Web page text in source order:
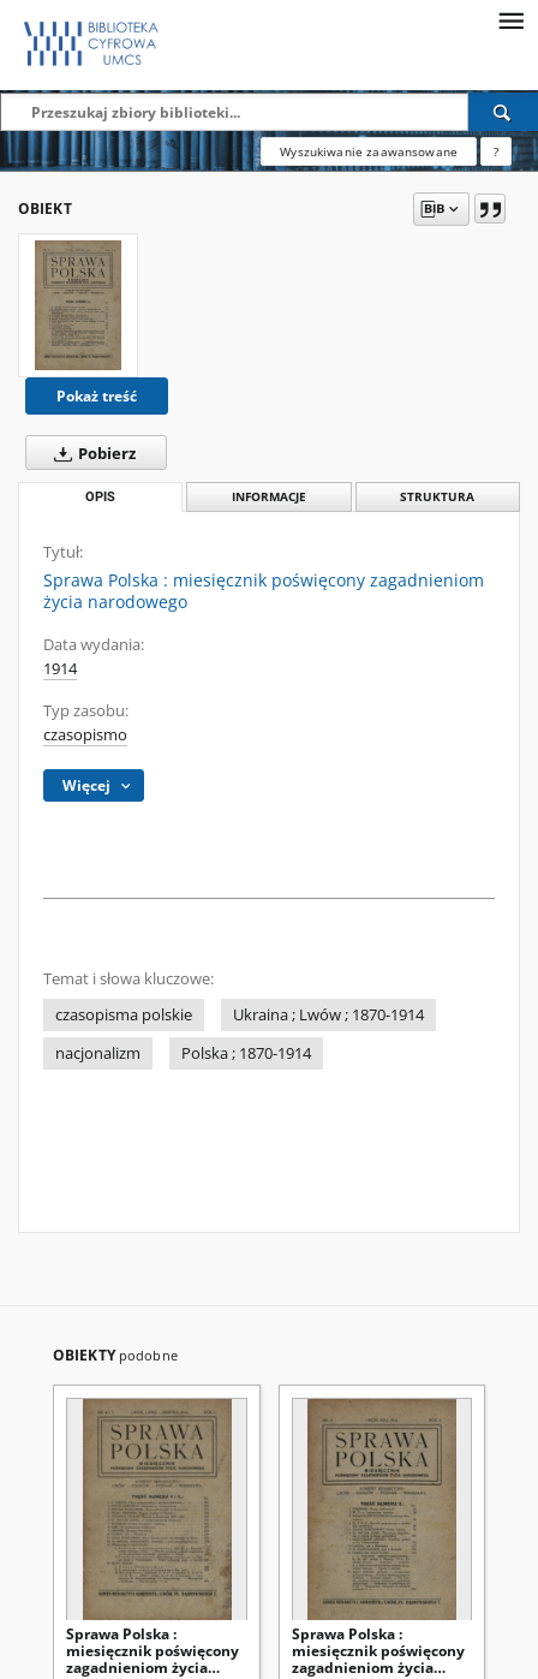
Wyszukiwanie zaawansowane ?
OBIEKT
Pokaż treść
Pobierz
OPIS INFORMACJE STRUKTURA
Tytuł:
Sprawa Polska : miesięcznik poświęcony zagadnieniom
życia narodowego
Data wydania:
1914
Typ zasobu:
czasopismo
Więcej
Temat i słowa kluczowe:
czasopisma polskie
Ukraina ; Lwów ; 1870-1914
nacjonalizm
Polska ; 1870-1914
OBIEKTY podobne
Sprawa Polska :
miesięcznik poświęcony
zagadnieniom życia
Sprawa Polska :
miesięcznik poświęcony
zagadnieniom życia